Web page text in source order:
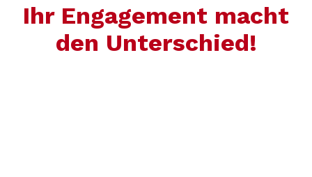
Ihr Engagement macht
den Unterschied!